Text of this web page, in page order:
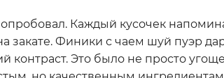
Каждый кусочек
закате. Финики с чаем шуй пуэр
контраст. Это было не просто